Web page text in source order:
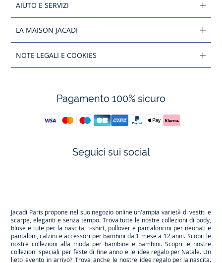
AIUTO E SERVIZI
LA MAISON JACADI
NOTE LEGALI E COOKIES
Pagamento 100% sicuro
Seguici sui social
Jacadi Paris propone nel suo negozio online un'ampia varietà di vestiti e
scarpe, eleganti e senza tempo. Trova tutte le nostre collezioni di body,
bluse e tute per la nascita, t-shirt, pullover e pantaloncini per neonati e
pantaloni, calzini e accessori per bambini da 1 mese a 12 anni. Scopri le
nostre collezioni alla moda per bambine e bambini. Scopri le nostre
collezioni speciali per feste di fine anno e le idee regalo per Natale. Un
lieto evento in arrivo? Trova anche le nostre idee regalo per la nascita.